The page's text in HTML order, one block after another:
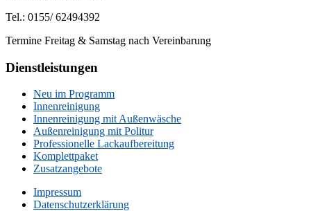
Tel.: 0155/ 62494392
Termine Freitag & Samstag nach Vereinbarung
Dienstleistungen
Neu im Programm
Innenreinigung
Innenreinigung mit Außenwäsche
Außenreinigung mit Politur
Professionelle Lackaufbereitung
Komplettpaket
Zusatzangebote
Impressum
Datenschutzerklärung